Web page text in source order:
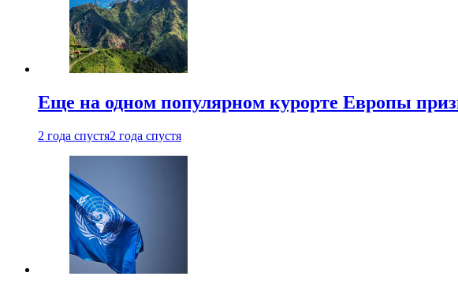
Еще на одном популярном курорте Европы
2 года спустя2 года спустя